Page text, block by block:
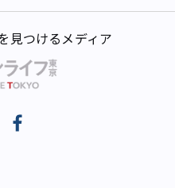
見つけるメディア